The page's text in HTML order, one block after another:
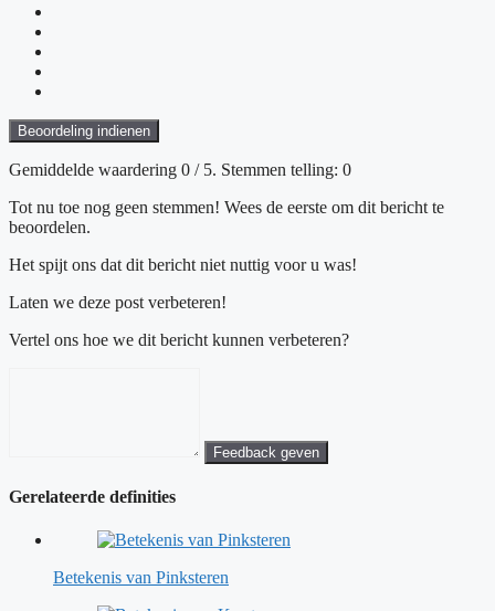
Beoordeling indienen
Gemiddelde waardering 0 / 5. Stemmen telling: 0
Tot nu toe nog geen stemmen! Wees de eerste om dit bericht te
beoordelen.
Het spijt ons dat dit bericht niet nuttig voor u was!
Laten we deze post verbeteren!
Vertel ons hoe we dit bericht kunnen verbeteren?
Feedback geven
Gerelateerde definities
Betekenis van Pinksteren